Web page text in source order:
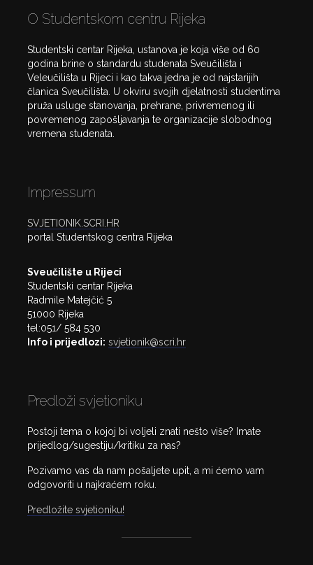
O Studentskom centru Rijeka
Studentski centar Rijeka, ustanova je koja više od 60
godina brine o standardu studenata Sveučilišta i
Veleučilišta u Rijeci i kao takva jedna je od najstarijih
članica Sveučilišta. U okviru svojih djelatnosti studentima
pruža usluge stanovanja, prehrane, privremenog ili
povremenog zapošljavanja te organizacije slobodnog
vremena studenata.
Impressum
SVJETIONIK.SCRI.HR
portal Studentskog centra Rijeka
Sveučilište u Rijeci
Studentski centar Rijeka
Radmile Matejčić 5
51000 Rijeka
tel:051/ 584 530
Info i prijedlozi: svjetionik@scri.hr
Predloži svjetioniku
Postoji tema o kojoj bi voljeli znati nešto više? Imate
prijedlog/sugestiju/kritiku za nas?
Pozivamo vas da nam pošaljete upit, a mi ćemo vam
odgovoriti u najkraćem roku.
Predložite svjetioniku!